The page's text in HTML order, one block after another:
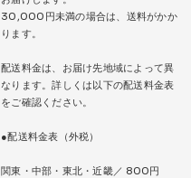
30,000円未満の場合は、送料がかか
ります。
配送料金は、お届け先地域によって異
なります。詳しくは以下の配送料金表
をご確認ください。
●配送料金表（外税）
関東・中部・東北・近畿／ 800円